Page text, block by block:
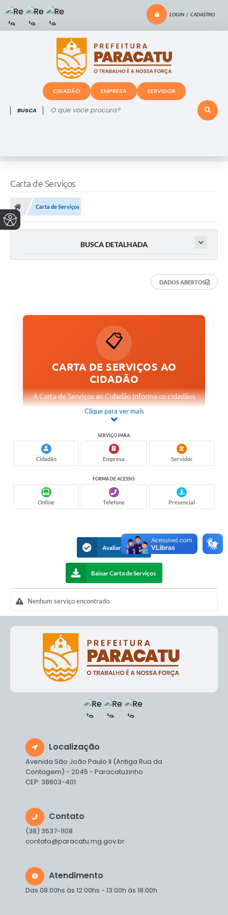
LOGIN / CADASTRO
O que voce procura?
CIDADÃO EMPRESA SERVIDOR
Carta de Serviços
Carta de Serviços
BUSCA DETALHADA
DADOS ABERTOS
📋
CARTA DE SERVIÇOS AO
CIDADÃO
A Carta de Serviços ao Cidadão informa os cidadãos
sobre quais os serviços prestados pelos órgãos e
entidades da Administração Municipal, como
compromissos de atendimento estabelecidos. A
partir da transparência, a Carta de Serviços se
apresenta como instrumento educativo e
elucidativo.
Clique para ver mais
SERVIÇO PARA:
Cidadão Empresa Servidor
FORMA DE ACESSO:
Online Telefone Presencial
Avaliar Serviços
Baixar Carta de Serviços
Nenhum serviço encontrado.
Localização
Avenida São João Paulo II (Antiga Rua da
Contagem) - 2045 - Paracatuzinho
CEP: 38603-401
Contato
(38) 3537-1108
contato@paracatu.mg.gov.br
Atendimento
Das 08:00hs às 12:00hs - 13:00h às 18:00h